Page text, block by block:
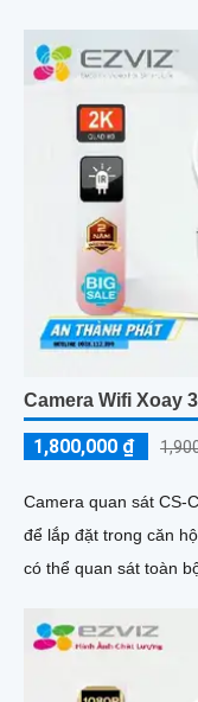
Camera Wifi Xoay
1,800,000 ₫
Camera quan sát CS-
để lắp đặt trong căn hộ. Với khả năng xoay 360 độ, camera